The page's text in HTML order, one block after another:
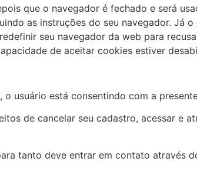
que o navegador é fechado e será
as instruções do seu navegador. Já
seu navegador da web para
de aceitar cookies estiver
usuário está consentindo com a
de cancelar seu cadastro, acessar e
tanto deve entrar em contato através